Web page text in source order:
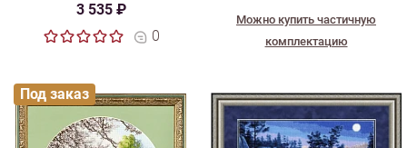
3 535 ₽
0
Можно купить частичную
комплектацию
Под заказ